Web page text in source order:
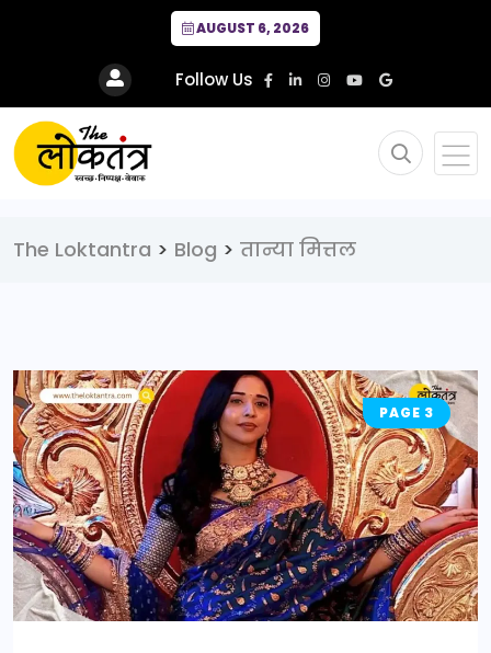
AUGUST 6, 2026
Follow Us
The Loktantra > Blog > तान्या मित्तल
PAGE 3